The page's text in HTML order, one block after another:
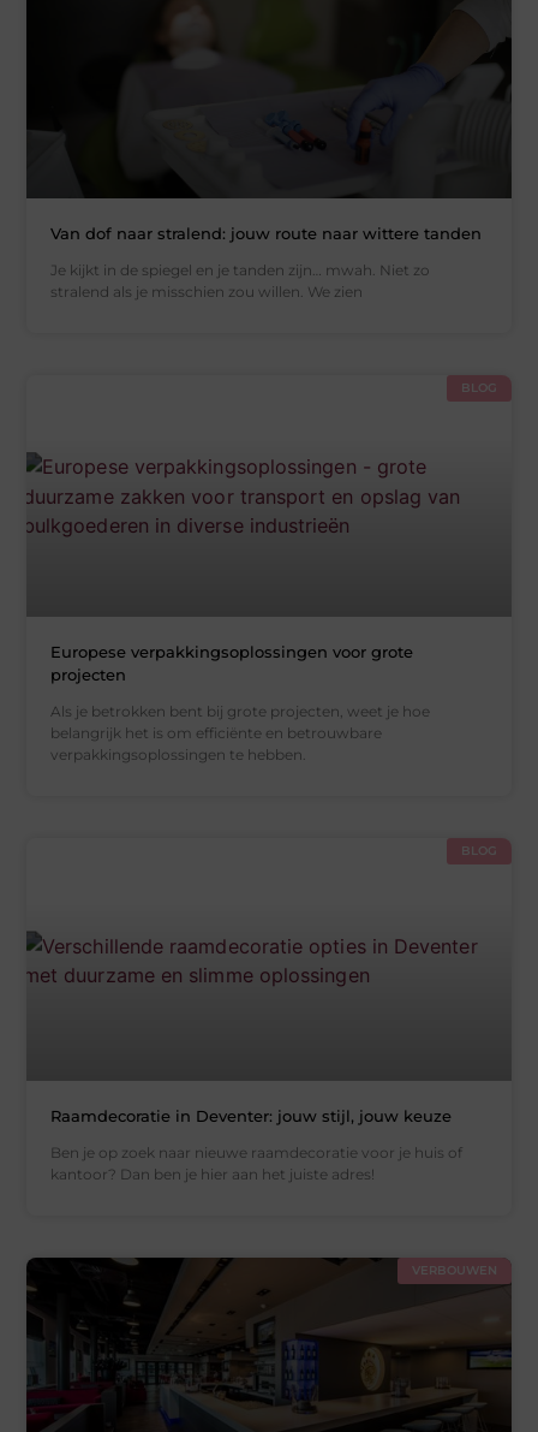
Van dof naar stralend: jouw route naar wittere tanden
Je kijkt in de spiegel en je tanden zijn… mwah. Niet zo
stralend als je misschien zou willen. We zien
BLOG
Europese verpakkingsoplossingen voor grote
projecten
Als je betrokken bent bij grote projecten, weet je hoe
belangrijk het is om efficiënte en betrouwbare
verpakkingsoplossingen te hebben.
BLOG
Raamdecoratie in Deventer: jouw stijl, jouw keuze
Ben je op zoek naar nieuwe raamdecoratie voor je huis of
kantoor? Dan ben je hier aan het juiste adres!
VERBOUWEN